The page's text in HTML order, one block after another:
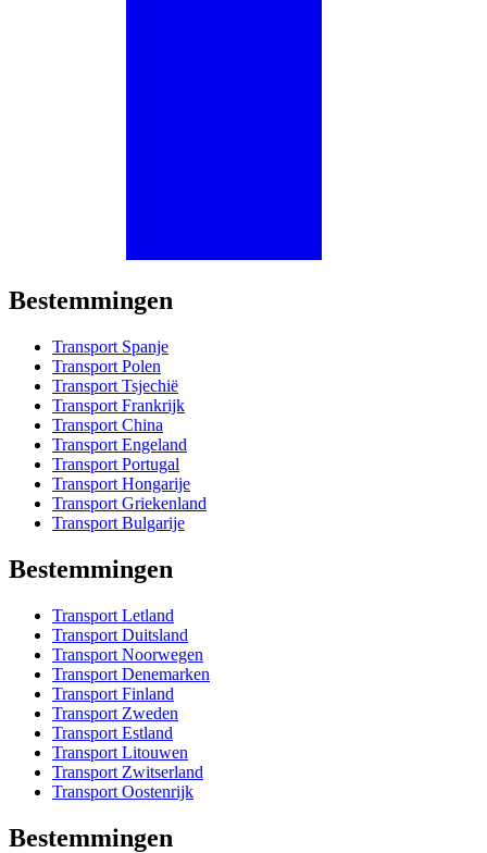
Bestemmingen
Transport Spanje
Transport Polen
Transport Tsjechië
Transport Frankrijk
Transport China
Transport Engeland
Transport Portugal
Transport Hongarije
Transport Griekenland
Transport Bulgarije
Bestemmingen
Transport Letland
Transport Duitsland
Transport Noorwegen
Transport Denemarken
Transport Finland
Transport Zweden
Transport Estland
Transport Litouwen
Transport Zwitserland
Transport Oostenrijk
Bestemmingen